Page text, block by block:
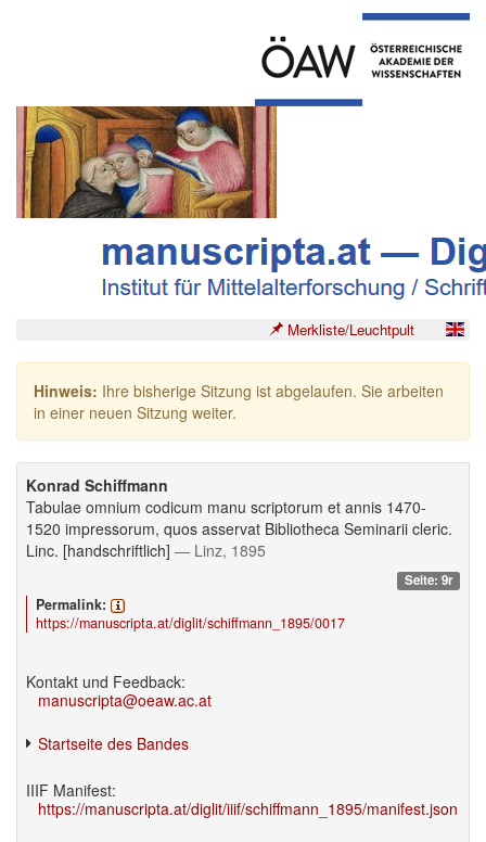
Merkliste/Leuchtpult
Hinweis: Ihre bisherige Sitzung ist abgelaufen. Sie arbeiten
in einer neuen Sitzung weiter.
Konrad Schiffmann
Tabulae omnium codicum manu scriptorum et annis 1470-
1520 impressorum, quos asservat Bibliotheca Seminarii cleric.
Linc. [handschriftlich] — Linz, 1895
Seite: 9r
Permalink:
https://manuscripta.at/diglit/schiffmann_1895/0017
Kontakt und Feedback:
manuscripta@oeaw.ac.at
Startseite des Bandes
IIIF Manifest:
https://manuscripta.at/diglit/iiif/schiffmann_1895/manifest.json